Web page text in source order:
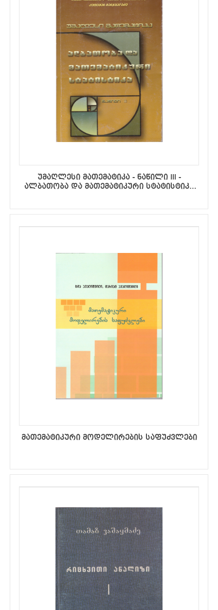
უმაღლესი მათემატიკა - ნაწილი III -
ალბათობა და მათემატიკური სტატისტიკა
მიმართულებების სტუდენტებისათვის)
მათემატიკური მოდელირების საფუძვლები